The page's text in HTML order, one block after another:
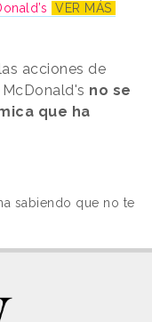
VER MÁS
acciones de
no se
que ha
sabiendo que no te